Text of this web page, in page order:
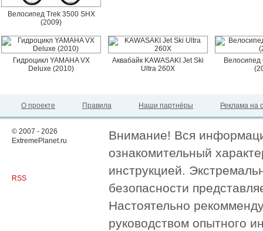
Велосипед Trek 3500 SHX
(2009)
Гидроцикл YAMAHA VX
Deluxe (2010)
Аквабайк KAWASAKI Jet Ski
Ultra 260X
Велосипед
О проекте Правила Наши партнёры Реклама на
© 2007 - 2026
ExtremePlanet.ru
RSS
Внимание! Вся
ознакомительный
инструкцией.
безопасности
Настоятельно
руководством опытного